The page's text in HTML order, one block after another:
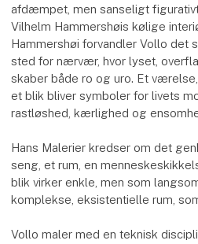
afdæmpet, men sanseligt
Vilhelm Hammershøis kølige
Hammershøi forvandler Vollo det
sted for nærvær, hvor lyset,
skaber både ro og uro. Et
et blik bliver symboler for livets
rastløshed, kærlighed og
Hans Malerier kredser om det
seng, et rum, en
blik virker enkle, men som
komplekse, eksistentielle rum,
Vollo maler med en teknisk